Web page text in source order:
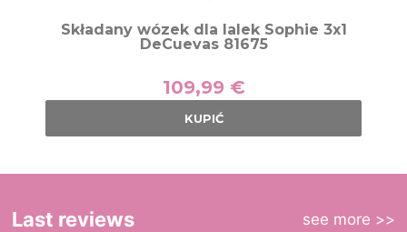
Składany wózek dla lalek Sophie 3x1
DeCuevas 81675
109,99 €
KUPIĆ
Last reviews see more >>